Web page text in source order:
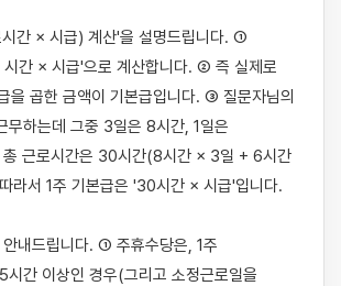
간 × 시급) 계산'을 설명드립니다. ①
시간 × 시급'으로 계산합니다. ② 즉 실제로
을 곱한 금액이 기본급입니다. ③ 질문자님의
무하는데 그중 3일은 8시간, 1일은
총 근로시간은 30시간(8시간 × 3일 + 6시간
라서 1주 기본급은 '30시간 × 시급'입니다.
내드립니다. ① 주휴수당은, 1주
시간 이상인 경우(그리고 소정근로일을